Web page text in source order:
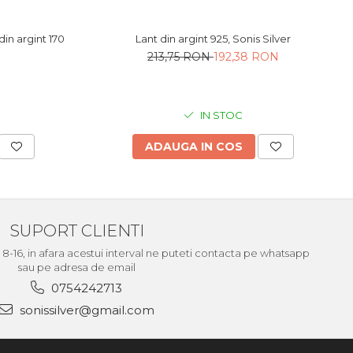
170 Lant din argint 925, Sonis Silver
213,75 RON192,38 RON
IN STOC
ADAUGA IN COS
SUPORT CLIENTI
16, in afara acestui interval ne puteti contacta pe whatsapp
sau pe adresa de email
0754242713
sonissilver@gmail.com